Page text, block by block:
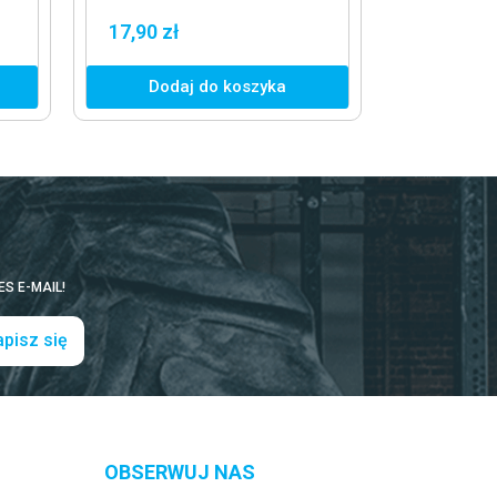
17,90 zł
Dodaj do koszyka
E-MAIL!
się
OBSERWUJ NAS